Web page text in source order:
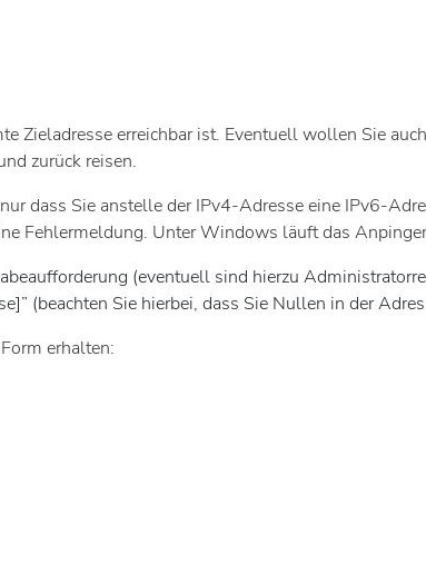
Zieladresse erreichbar ist. Eventuell wollen Sie
zurück reisen.
dass Sie anstelle der IPv4-Adresse eine IPv6-
Fehlermeldung. Unter Windows läuft das
(eventuell sind hierzu
(beachten Sie hierbei, dass Sie Nullen in der
erhalten: